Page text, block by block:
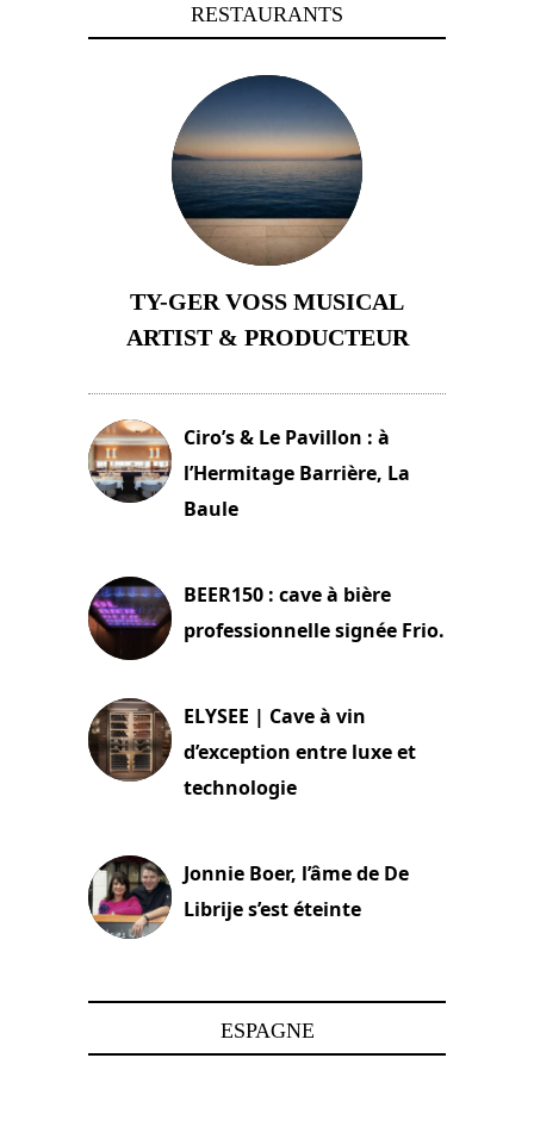
RESTAURANTS
TY-GER VOSS MUSICAL
ARTIST & PRODUCTEUR
Ciro’s & Le Pavillon : à
l’Hermitage Barrière, La
Baule
BEER150 : cave à bière
professionnelle signée Frio.
ELYSEE | Cave à vin
d’exception entre luxe et
technologie
Jonnie Boer, l’âme de De
Librije s’est éteinte
ESPAGNE